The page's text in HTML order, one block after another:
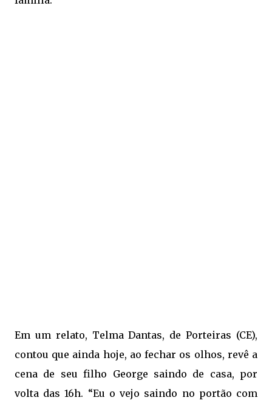
Em um relato, Telma Dantas, de Porteiras (CE),
contou que ainda hoje, ao fechar os olhos, revê a
cena de seu filho George saindo de casa, por
volta das 16h. “Eu o vejo saindo no portão com